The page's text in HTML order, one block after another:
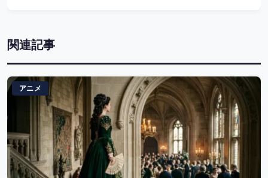
関連記事
アニメ